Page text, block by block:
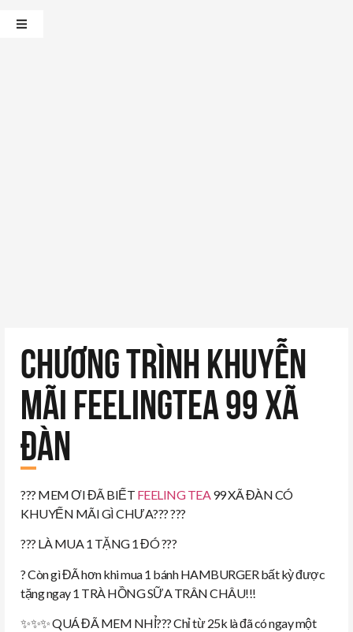
Chương trình khuyễn
mãi Feelingtea 99 Xã
Đàn
??? MEM ƠI ĐÃ BIẾT FEELING TEA99 XÃ ĐÀN CÓ
KHUYẾN MÃI GÌ CHƯA??????
??? LÀ MUA 1 TẶNG 1 ĐÓ???
?Còn gì ĐÃ hơn khi mua 1 bánh HAMBURGER bất kỳ được
tặng ngay 1 TRÀ HỒNG SỮA TRÂN CHÂU!!!
✨✨✨QUÁ ĐÃ MEM NHỈ??? Chỉ từ 25k là đã có ngay một